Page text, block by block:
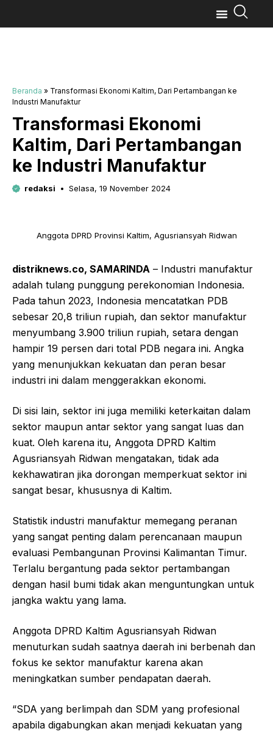
Beranda » Transformasi Ekonomi Kaltim, Dari Pertambangan ke
Industri Manufaktur
Transformasi Ekonomi
Kaltim, Dari Pertambangan
ke Industri Manufaktur
redaksi Selasa, 19 November 2024
Anggota DPRD Provinsi Kaltim, Agusriansyah Ridwan
distriknews.co, SAMARINDA – Industri manufaktur
adalah tulang punggung perekonomian Indonesia.
Pada tahun 2023, Indonesia mencatatkan PDB
sebesar 20,8 triliun rupiah, dan sektor manufaktur
menyumbang 3.900 triliun rupiah, setara dengan
hampir 19 persen dari total PDB negara ini. Angka
yang menunjukkan kekuatan dan peran besar
industri ini dalam menggerakkan ekonomi.
Di sisi lain, sektor ini juga memiliki keterkaitan dalam
sektor maupun antar sektor yang sangat luas dan
kuat. Oleh karena itu, Anggota DPRD Kaltim
Agusriansyah Ridwan mengatakan, tidak ada
kekhawatiran jika dorongan memperkuat sektor ini
sangat besar, khususnya di Kaltim.
Statistik industri manufaktur memegang peranan
yang sangat penting dalam perencanaan maupun
evaluasi Pembangunan Provinsi Kalimantan Timur.
Terlalu bergantung pada sektor pertambangan
dengan hasil bumi tidak akan menguntungkan untuk
jangka waktu yang lama.
Anggota DPRD Kaltim Agusriansyah Ridwan
menuturkan sudah saatnya daerah ini berbenah dan
fokus ke sektor manufaktur karena akan
meningkatkan sumber pendapatan daerah.
“SDA yang berlimpah dan SDM yang profesional
apabila digabungkan akan menjadi kekuatan yang